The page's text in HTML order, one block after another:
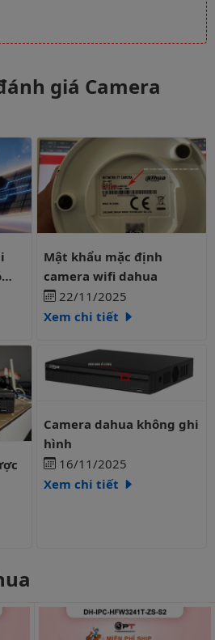
giá Camera
24/7 bằng pin có liên tục?
Mật khẩu mặc định camera
Mật khẩu mặc định
camera wifi dahua
22/11/2025
Xem chi tiết
nhiêu ngày
Camera dahua không ghi hình
Camera dahua không ghi
hình
16/11/2025
Xem chi tiết